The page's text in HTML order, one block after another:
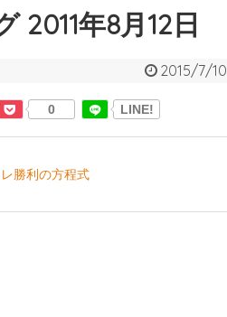
2011年8月12日
2015/7/10
0 LINE!
勝利の方程式